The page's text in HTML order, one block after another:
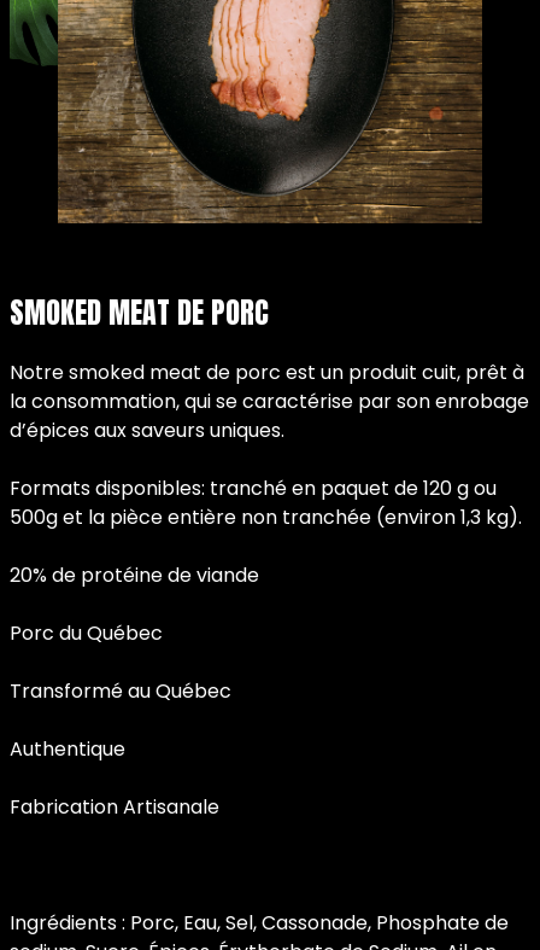
SMOKED MEAT DE PORC
Notre smoked meat de porc est un produit cuit, prêt à
la consommation, qui se caractérise par son enrobage
d’épices aux saveurs uniques.
Formats disponibles: tranché en paquet de 120 g ou
500g et la pièce entière non tranchée (environ 1,3 kg).
20% de protéine de viande
Porc du Québec
Transformé au Québec
Authentique
Fabrication Artisanale
Ingrédients : Porc, Eau, Sel, Cassonade, Phosphate de